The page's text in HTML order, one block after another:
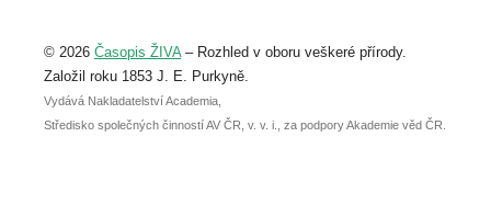
abstraktu přihlášené přednášky nebo
posteru je už 30. června.
© 2026 Časopis ŽIVA– Rozhled v oboru veškeré přírody.
Založil roku 1853 J. E. Purkyně.
Vydává Nakladatelství Academia,
Středisko společných činností AV ČR, v. v. i., za podpory Akademie věd ČR.